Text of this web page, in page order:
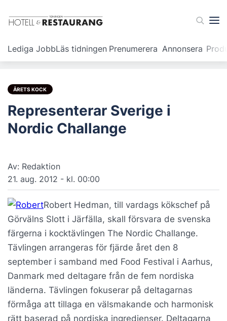
Lediga JobbLäs tidningen Prenumerera Annonsera
ÅRETS KOCK
Representerar Sverige i
Nordic Challange
Av: Redaktion
21. aug. 2012 - kl. 00:00
Robert Hedman, till vardags kökschef på
Görvälns Slott i Järfälla, skall försvara de svenska
färgerna i kocktävlingen The Nordic Challange.
Tävlingen arrangeras för fjärde året den 8
september i samband med Food Festival i Aarhus,
Danmark med deltagare från de fem nordiska
länderna. Tävlingen fokuserar på deltagarnas
förmåga att tillaga en välsmakande och harmonisk
rätt baserad på nordiska ingredienser. Deltagarna